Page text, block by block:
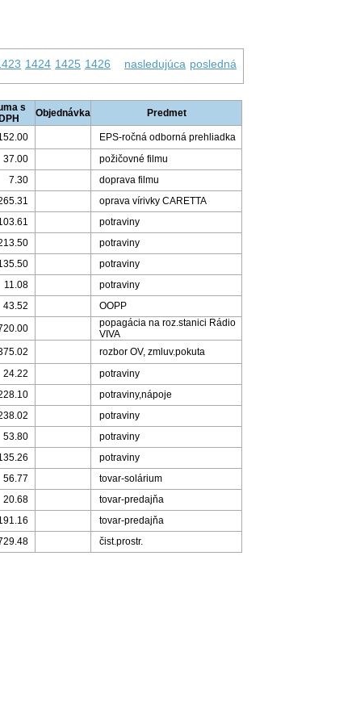
1424 1425 1426 nasledujúca posledná
s
DPH
Objednávka Predmet
EPS-ročná odborná prehliadka
37.00
požičovné filmu
7.30
doprava filmu
oprava vírivky CARETTA
potraviny
potraviny
potraviny
11.08
potraviny
43.52
OOPP
popagácia na roz.stanici Rádio
VIVA
rozbor OV, zmluv.pokuta
24.22
potraviny
potraviny,nápoje
potraviny
53.80
potraviny
potraviny
56.77
tovar-solárium
20.68
tovar-predajňa
tovar-predajňa
čist.prostr.